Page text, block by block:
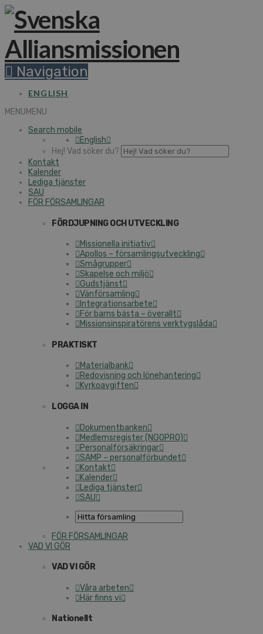
Navigation
ENGLISH
MENUMENU
Search mobile
English
Hej! Vad söker du?
Kontakt
Kalender
Lediga tjänster
SAU
FÖR FÖRSAMLINGAR
FÖRDJUPNING OCH UTVECKLING
Missionella initiativ
Apollos – församlingsutveckling
Smågrupper
Skapelse och miljö
Gudstjänst
Vänförsamling
Integrationsarbete
För barns bästa – överallt
Missionsinspiratörens verktygslåda
PRAKTISKT
Materialbank
Redovisning och lönehantering
Kyrkoavgiften
LOGGA IN
Dokumentbanken
Medlemsregister (NGOPRO)
Personalförsäkringar
SAMP – personalförbundet
Kontakt
Kalender
Lediga tjänster
SAU
FÖR FÖRSAMLINGAR
VAD VI GÖR
VAD VI GÖR
Våra arbeten
Här finns vi
Nationellt